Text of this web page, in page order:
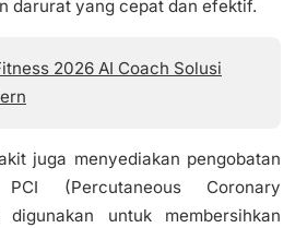
darurat yang cepat dan efektif.
2026 AI Coach Solusi
juga menyediakan pengobatan
(Percutaneous Coronary
untuk membersihkan